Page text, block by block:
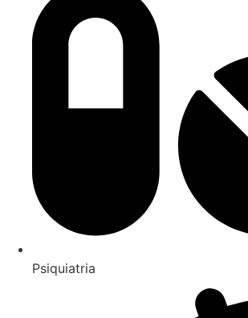
Psiquiatria